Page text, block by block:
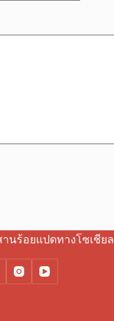
นร้อยแปดทางโซเชียล